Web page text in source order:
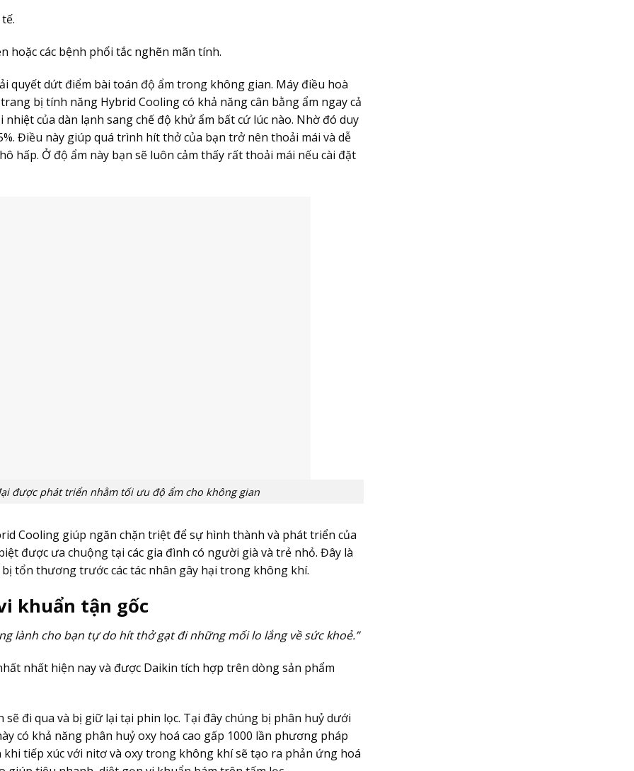
hoặc các bệnh phổi tắc nghẽn mãn tính.
quyết dứt điểm bài toán độ ẩm trong không gian. Máy điều hoà
bị tính năng Hybrid Cooling có khả năng cân bằng ẩm ngay cả
của dàn lạnh sang chế độ khử ẩm bất cứ lúc nào. Nhờ đó duy
Điều này giúp quá trình hít thở của bạn trở nên thoải mái và dễ
hấp. Ở độ ẩm này bạn sẽ luôn cảm thấy rất thoải mái nếu cài đặt
được phát triển nhằm tối ưu độ ẩm cho không gian
Cooling giúp ngăn chặn triệt để sự hình thành và phát triển của
được ưa chuộng tại các gia đình có người già và trẻ nhỏ. Đây là
tổn thương trước các tác nhân gây hại trong không khí.
khuẩn tận gốc
lành cho bạn tự do hít thở gạt đi những mối lo lắng về sức khoẻ.”
nhất hiện nay và được Daikin tích hợp trên dòng sản phẩm
đi qua và bị giữ lại tại phin lọc. Tại đây chúng bị phân huỷ dưới
có khả năng phân huỷ oxy hoá cao gấp 1000 lần phương pháp
tiếp xúc với nitơ và oxy trong không khí sẽ tạo ra phản ứng hoá